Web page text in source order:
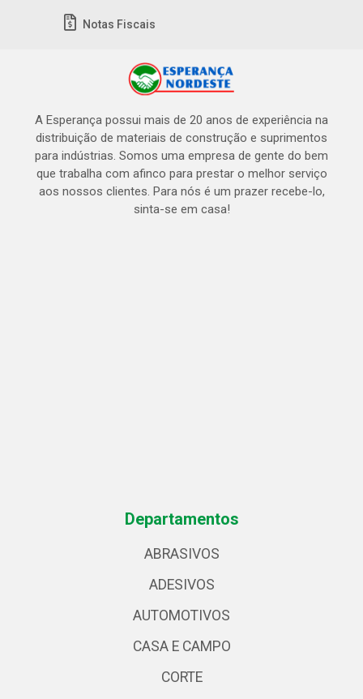
Notas Fiscais
A Esperança possui mais de 20 anos de experiência na
distribuição de materiais de construção e suprimentos
para indústrias. Somos uma empresa de gente do bem
que trabalha com afinco para prestar o melhor serviço
aos nossos clientes. Para nós é um prazer recebe-lo,
sinta-se em casa!
Departamentos
ABRASIVOS
ADESIVOS
AUTOMOTIVOS
CASA E CAMPO
CORTE